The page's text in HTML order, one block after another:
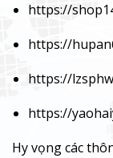
https://
https://
https://
https://
Hy vọng các